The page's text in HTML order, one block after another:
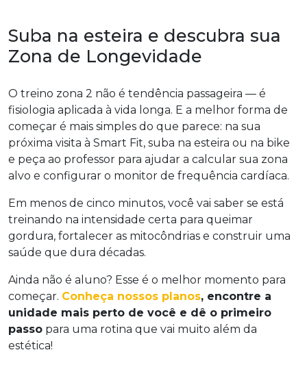
Suba na esteira e descubra sua
Zona de Longevidade
O treino zona 2 não é tendência passageira — é
fisiologia aplicada à vida longa. E a melhor forma de
começar é mais simples do que parece: na sua
próxima visita à Smart Fit, suba na esteira ou na bike
e peça ao professor para ajudar a calcular sua zona
alvo e configurar o monitor de frequência cardíaca.
Em menos de cinco minutos, você vai saber se está
treinando na intensidade certa para queimar
gordura, fortalecer as mitocôndrias e construir uma
saúde que dura décadas.
Ainda não é aluno? Esse é o melhor momento para
começar. Conheça nossos planos, encontre a
unidade mais perto de você e dê o primeiro
passo para uma rotina que vai muito além da
estética!